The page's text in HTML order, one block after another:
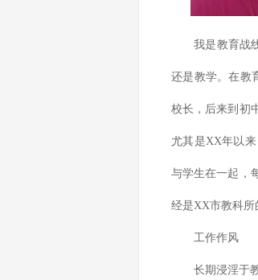
我是教育战
还是教学。在教
校长，后来到初
尤其是XX年以
与学生在一起，
经是XX市教科所
工作作风
长期浸淫于